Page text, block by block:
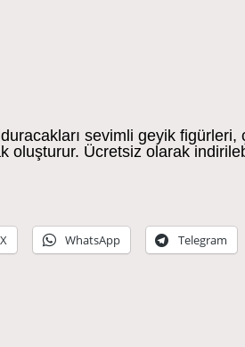
sevimli geyik
oluşturur. Ücretsiz olarak
X WhatsApp Telegram